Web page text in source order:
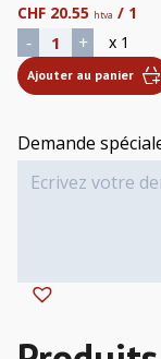
CHF 20.55 htva / 1
- quantité de VN
+ x 1
Ajouter au panier
Demande
Alternative: